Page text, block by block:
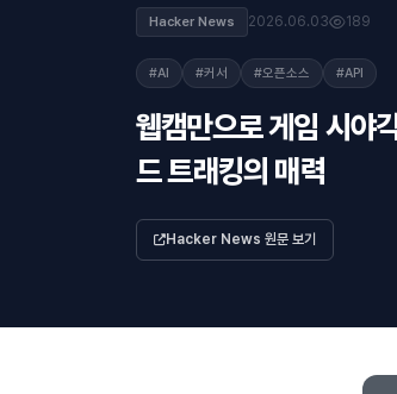
Hacker News 2026.06.03 189
#AI #커서 #오픈소스 #API
웹캠만으로 게임 시
드 트래킹의 매력
Hacker News 원문 보기